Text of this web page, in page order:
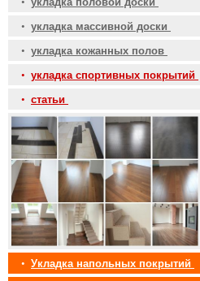
• укладка массивной доски
• укладка кожанных полов
• укладка спортивных покрытий
• статьи
• Укладка напольных покрытий